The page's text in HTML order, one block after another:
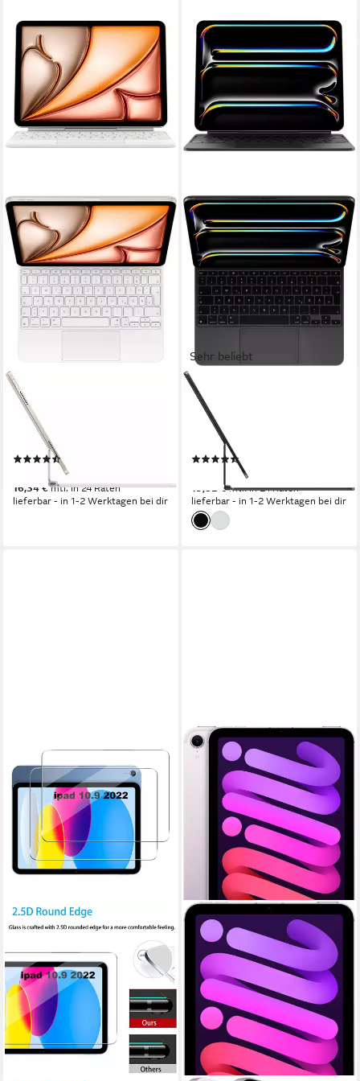
APPLE
Magic Keyboard für das 11"
iPad Air (M3) – Deutsch iPad-
Tastatur
16,34 €mtl. in 24 Raten
lieferbar - in 1-2 Werktagen bei dir
Sehr beliebt
APPLE
Magic Keyboard für 13" iPad
Pro (M4) Tastatur mit
Touchpad
19,82 €mtl. in 24 Raten
lieferbar - in 1-2 Werktagen bei dir